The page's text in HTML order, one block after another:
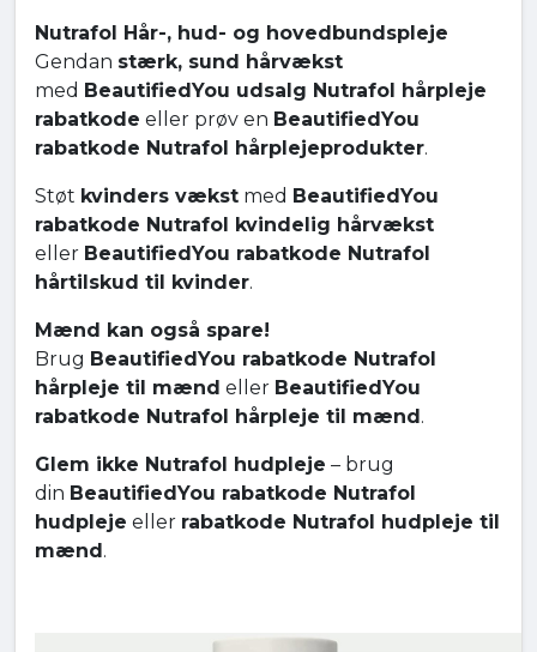
Nutrafol Hår-, hud- og hovedbundspleje
Gendan stærk, sund hårvækst
med BeautifiedYou udsalg Nutrafol hårpleje
rabatkode eller prøv en BeautifiedYou
rabatkode Nutrafol hårplejeprodukter.
Støt kvinders vækst med BeautifiedYou
rabatkode Nutrafol kvindelig hårvækst
eller BeautifiedYou rabatkode Nutrafol
hårtilskud til kvinder.
Mænd kan også spare!
Brug BeautifiedYou rabatkode Nutrafol
hårpleje til mænd eller BeautifiedYou
rabatkode Nutrafol hårpleje til mænd .
Glem ikke Nutrafol hudpleje – brug
din BeautifiedYou rabatkode Nutrafol
hudpleje eller rabatkode Nutrafol hudpleje til
mænd .